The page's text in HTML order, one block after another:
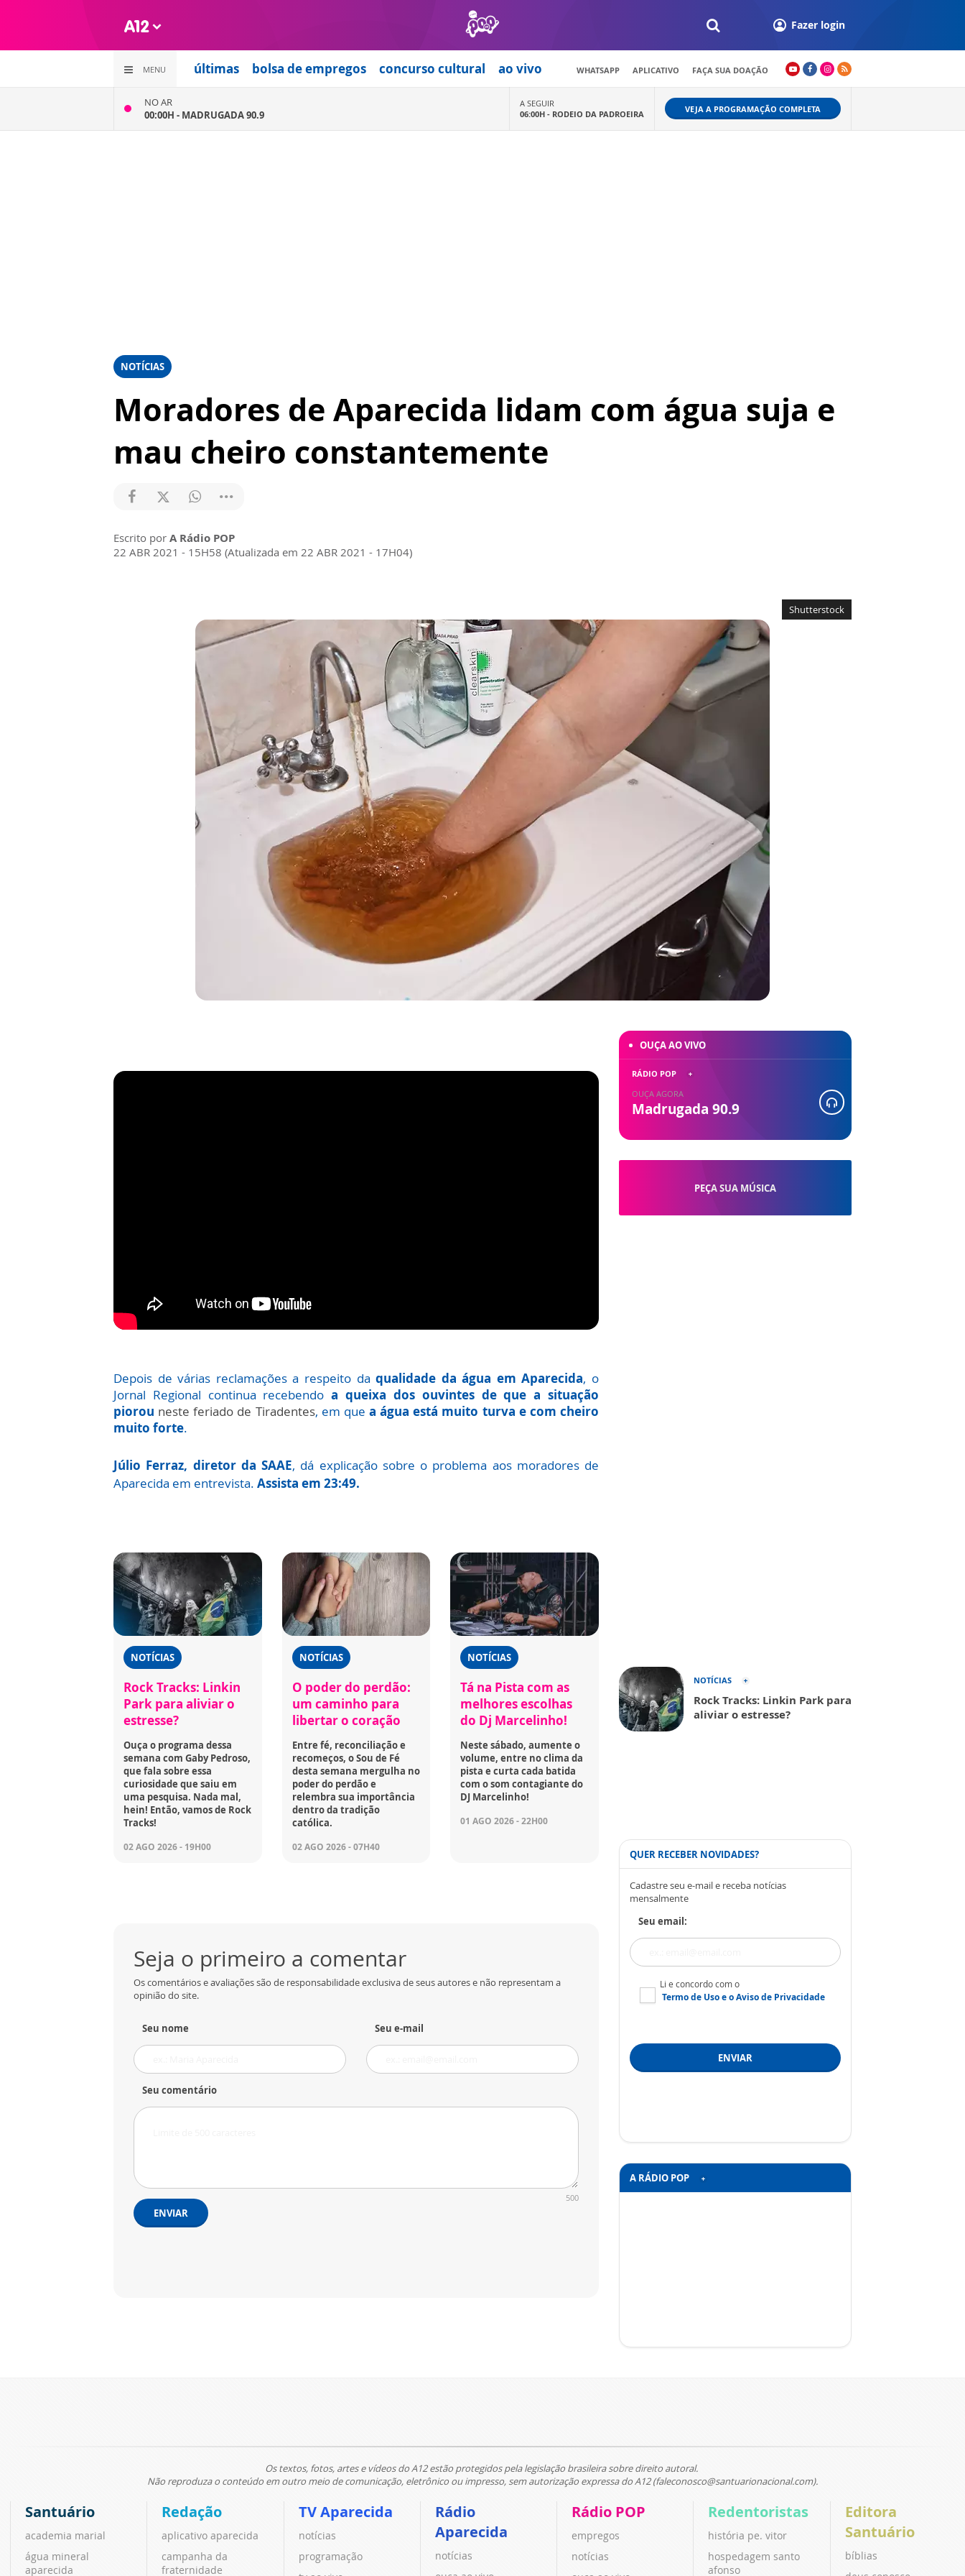
Fazer login
MENU últimas bolsa de empregos concurso cultural ao vivo WHATSAPP APLICATIVO FAÇA SUA DOAÇÃO
NO AR
00:00H - MADRUGADA 90.9
A SEGUIR
06:00H - RODEIO DA PADROEIRA VEJA A PROGRAMAÇÃO COMPLETA
NOTÍCIAS
Moradores de Aparecida lidam com água suja e
mau cheiro constantemente
Escrito por A Rádio POP
22 ABR 2021 - 15H58 (Atualizada em 22 ABR 2021 - 17H04)
Shutterstock
Depois de várias reclamações a respeito daqualidade da água em Aparecida, o
Jornal Regional continua recebendoa queixa dos ouvintes de que a situação
piorou neste feriado de Tiradentes, em que a água está muito turva e com cheiro
muito forte.
Júlio Ferraz, diretor da SAAE, dá explicação sobre o problema aos moradores de
Aparecida em entrevista. Assista em 23:49.
NOTÍCIAS
Rock Tracks: Linkin
Park para aliviar o
estresse?
Ouça o programa dessa
semana com Gaby Pedroso,
que fala sobre essa
curiosidade que saiu em
uma pesquisa. Nada mal,
hein! Então, vamos de Rock
Tracks!
02 AGO 2026 - 19H00
NOTÍCIAS
O poder do perdão:
um caminho para
libertar o coração
Entre fé, reconciliação e
recomeços, o Sou de Fé
desta semana mergulha no
poder do perdão e
relembra sua importância
dentro da tradição
católica.
02 AGO 2026 - 07H40
NOTÍCIAS
Tá na Pista com as
melhores escolhas
do Dj Marcelinho!
Neste sábado, aumente o
volume, entre no clima da
pista e curta cada batida
com o som contagiante do
DJ Marcelinho!
01 AGO 2026 - 22H00
Seja o primeiro a comentar
Os comentários e avaliações são de responsabilidade exclusiva de seus autores e não representam a
opinião do site.
Seu nome Seu e-mail
Seu comentário
500
ENVIAR
PEÇA SUA MÚSICA
OUÇA AO VIVO
RÁDIO POP
OUÇA AGORA
Madrugada 90.9
NOTÍCIAS
Rock Tracks: Linkin Park para
aliviar o estresse?
QUER RECEBER NOVIDADES?
Cadastre seu e-mail e receba notícias
mensalmente
Seu email:
Li e concordo com o
Termo de Usoe oAviso de Privacidade
ENVIAR
A RÁDIO POP
Os textos, fotos, artes e vídeos do A12 estão protegidos pela legislação brasileira sobre direito autoral.
Não reproduza o conteúdo em outro meio de comunicação, eletrônico ou impresso, sem autorização expressa do A12 (faleconosco@santuarionacional.com).
Santuário
academia marial
água mineral
aparecida
Redação
aplicativo aparecida
campanha da
fraternidade
TV Aparecida
notícias
programação
Rádio
Aparecida
notícias
Rádio POP
empregos
notícias
Redentoristas
história pe. vitor
hospedagem santo
afonso
Editora
Santuário
bíblias